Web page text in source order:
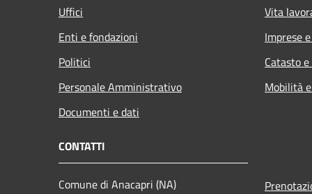
Uffici
Enti e fondazioni
Politici
Personale Amministrativo
Documenti e dati
Vita
Imprese
Catasto
Mobilità
CONTATTI
Comune di Anacapri (NA)